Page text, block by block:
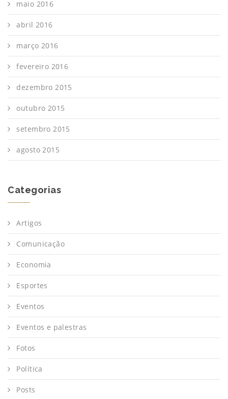
maio 2016
abril 2016
março 2016
fevereiro 2016
dezembro 2015
outubro 2015
setembro 2015
agosto 2015
Categorias
Artigos
Comunicação
Economia
Esportes
Eventos
Eventos e palestras
Fotos
Política
Posts